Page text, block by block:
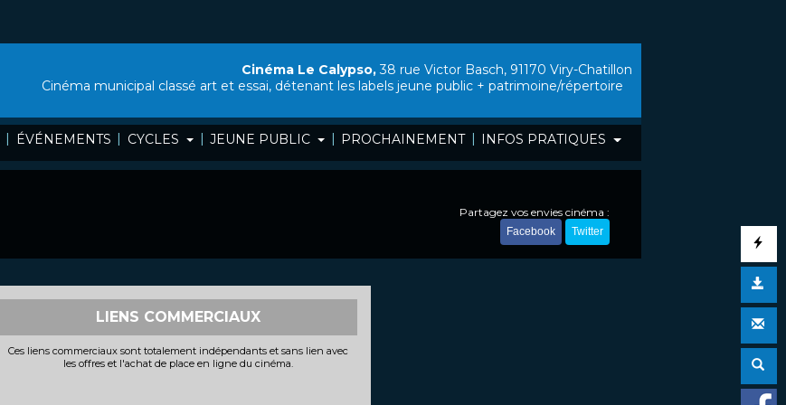
| ÉVÉNEMENTS | CYCLES | JEUNE PUBLIC | PROCHAINEMENT | INFOS PRATIQUES
Cinéma Le Calypso,38 rue Victor Basch, 91170 Viry-Chatillon
Cinéma municipal classé art et essai, détenant les labels jeune public + patrimoine/répertoire
Partagez vos envies cinéma :
Facebook Twitter
LIENS COMMERCIAUX
Ces liens commerciaux sont totalement indépendants et sans lien avec
les offres et l'achat de place en ligne du cinéma.